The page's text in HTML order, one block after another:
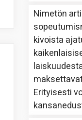
Nimetön
kivoista
Erityisesti